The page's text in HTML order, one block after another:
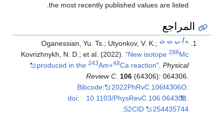
the most recently published values are listed.
المراجع
^أ ب ت ث Oganessian, Yu. Ts.; Utyonkov, V. K.;
Kovrizhnykh, N. D.; et al. (2022)."New isotope286Mc
produced in the243Am+48Ca reaction" .Physical
Review C 106 (64306): 064306.
Bibcode: 2022PhRvC.106f4306O
doi: 10.1103/PhysRevC.106.064306
S2CID
254435744
.